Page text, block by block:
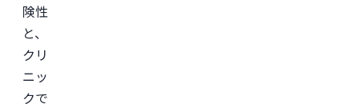
険性
と、
クリ
ニッ
クで